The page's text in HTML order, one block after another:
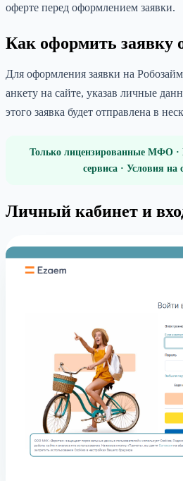
оферте перед оформлением заявки.
Как оформить заявку
Для оформления заявки на
анкету на сайте, указав личные
этого заявка будет отправлена в
Только лицензированные МФО ·
сервиса · Условия
Личный кабинет и